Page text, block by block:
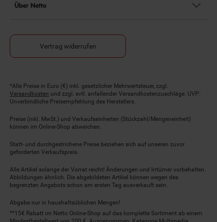
Über Netto
Vertrag widerrufen
Fußnoten
*Alle Preise in Euro (€) inkl. gesetzlicher Mehrwertsteuer, zzgl.
Versandkosten und zzgl. evtl. anfallender Versandkostenzuschläge. UVP:
Unverbindliche Preisempfehlung des Herstellers.
Preise (inkl. MwSt.) und Verkaufseinheiten (Stückzahl/Mengeneinheit)
können im Online-Shop abweichen.
Statt- und durchgestrichene Preise beziehen sich auf unseren zuvor
geforderten Verkaufspreis.
Alle Artikel solange der Vorrat reicht! Änderungen und Irrtümer vorbehalten.
Abbildungen ähnlich. Die abgebildeten Artikel können wegen des
begrenzten Angebots schon am ersten Tag ausverkauft sein.
Abgabe nur in haushaltsüblichen Mengen!
**15€ Rabatt im Netto Online-Shop auf das komplette Sortiment ab einem